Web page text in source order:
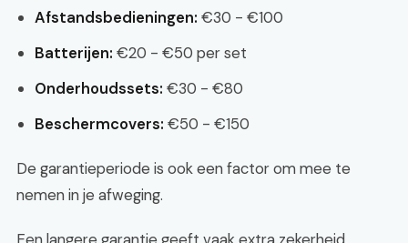
Afstandsbedieningen: €30 - €100
Batterijen: €20 - €50 per set
Onderhoudssets: €30 - €80
Beschermcovers: €50 - €150
De garantieperiode is ook een factor om mee te
nemen in je afweging.